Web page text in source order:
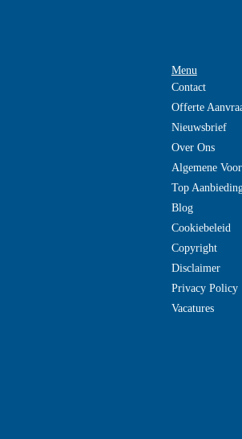
Menu
Contact
Offerte
Nieuwsbrief
Over Ons
Algemene
Top
Blog
Cookiebeleid
Copyright
Disclaimer
Privacy Policy
Vacatures